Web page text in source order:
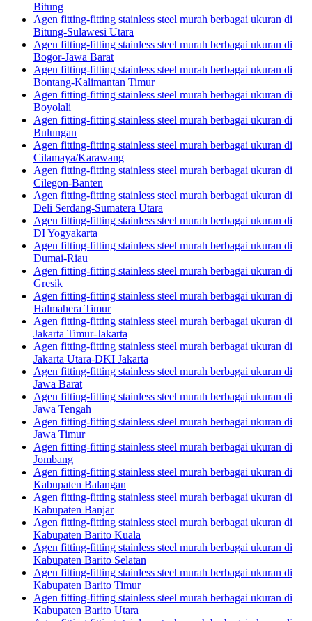
Bitung
Agen fitting-fitting stainless steel murah berbagai ukuran di
Bitung-Sulawesi Utara
Agen fitting-fitting stainless steel murah berbagai ukuran di
Bogor-Jawa Barat
Agen fitting-fitting stainless steel murah berbagai ukuran di
Bontang-Kalimantan Timur
Agen fitting-fitting stainless steel murah berbagai ukuran di
Boyolali
Agen fitting-fitting stainless steel murah berbagai ukuran di
Bulungan
Agen fitting-fitting stainless steel murah berbagai ukuran di
Cilamaya/Karawang
Agen fitting-fitting stainless steel murah berbagai ukuran di
Cilegon-Banten
Agen fitting-fitting stainless steel murah berbagai ukuran di
Deli Serdang-Sumatera Utara
Agen fitting-fitting stainless steel murah berbagai ukuran di
DI Yogyakarta
Agen fitting-fitting stainless steel murah berbagai ukuran di
Dumai-Riau
Agen fitting-fitting stainless steel murah berbagai ukuran di
Gresik
Agen fitting-fitting stainless steel murah berbagai ukuran di
Halmahera Timur
Agen fitting-fitting stainless steel murah berbagai ukuran di
Jakarta Timur-Jakarta
Agen fitting-fitting stainless steel murah berbagai ukuran di
Jakarta Utara-DKI Jakarta
Agen fitting-fitting stainless steel murah berbagai ukuran di
Jawa Barat
Agen fitting-fitting stainless steel murah berbagai ukuran di
Jawa Tengah
Agen fitting-fitting stainless steel murah berbagai ukuran di
Jawa Timur
Agen fitting-fitting stainless steel murah berbagai ukuran di
Jombang
Agen fitting-fitting stainless steel murah berbagai ukuran di
Kabupaten Balangan
Agen fitting-fitting stainless steel murah berbagai ukuran di
Kabupaten Banjar
Agen fitting-fitting stainless steel murah berbagai ukuran di
Kabupaten Barito Kuala
Agen fitting-fitting stainless steel murah berbagai ukuran di
Kabupaten Barito Selatan
Agen fitting-fitting stainless steel murah berbagai ukuran di
Kabupaten Barito Timur
Agen fitting-fitting stainless steel murah berbagai ukuran di
Kabupaten Barito Utara